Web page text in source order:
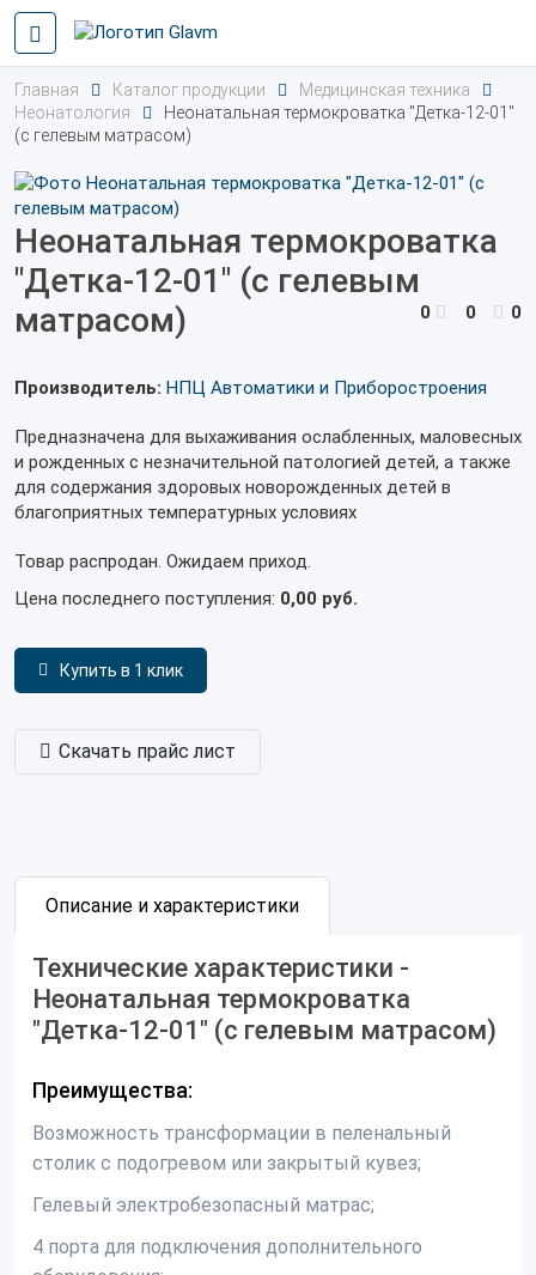
Главная Каталог продукции
Медицинская техника
Неонатология
Неонатальная термокроватка "Детка-12-01"
(с гелевым матрасом)
Неонатальная термокроватка
"Детка-12-01" (с гелевым
матрасом)
0 0 0
Производитель: НПЦ Автоматики и Приборостроения
Предназначена для выхаживания ослабленных, маловесных
и рожденных с незначительной патологией детей, а также
для содержания здоровых новорожденных детей в
благоприятных температурных условиях
Товар распродан. Ожидаем приход.
Цена последнего поступления: 0,00 руб.
Купить в 1 клик
Скачать прайс лист
Описание и характеристики
Технические характеристики -
Неонатальная термокроватка
"Детка-12-01" (с гелевым матрасом)
Преимущества:
Возможность трансформации в пеленальный
столик с подогревом или закрытый кувез;
Гелевый электробезопасный матрас;
4 порта для подключения дополнительного